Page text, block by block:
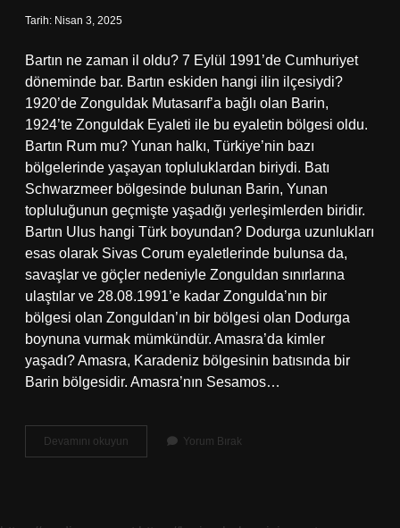
Tarih: Nisan 3, 2025
Bartın ne zaman il oldu? 7 Eylül 1991’de Cumhuriyet
döneminde bar. Bartın eskiden hangi ilin ilçesiydi?
1920’de Zonguldak Mutasarıf’a bağlı olan Barin,
1924’te Zonguldak Eyaleti ile bu eyaletin bölgesi oldu.
Bartın Rum mu? Yunan halkı, Türkiye’nin bazı
bölgelerinde yaşayan topluluklardan biriydi. Batı
Schwarzmeer bölgesinde bulunan Barin, Yunan
topluluğunun geçmişte yaşadığı yerleşimlerden biridir.
Bartın Ulus hangi Türk boyundan? Dodurga uzunlukları
esas olarak Sivas Corum eyaletlerinde bulunsa da,
savaşlar ve göçler nedeniyle Zonguldan sınırlarına
ulaştılar ve 28.08.1991’e kadar Zongulda’nın bir
bölgesi olan Zonguldan’ın bir bölgesi olan Dodurga
boynuna vurmak mümkündür. Amasra’da kimler
yaşadı? Amasra, Karadeniz bölgesinin batısında bir
Barin bölgesidir. Amasra’nın Sesamos…
Devamını okuyun
Kim
Yorum Bırak